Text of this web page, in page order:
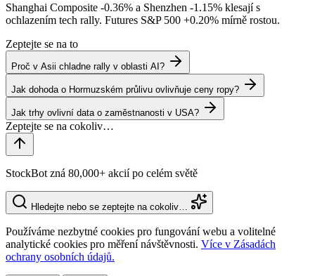
Shanghai Composite -0.36% a Shenzhen -1.15% klesají s
ochlazením tech rally. Futures S&P 500 +0.20% mírně rostou.
Zeptejte se na to
Proč v Asii chladne rally v oblasti AI?
Jak dohoda o Hormuzském průlivu ovlivňuje ceny ropy?
Jak trhy ovlivní data o zaměstnanosti v USA?
StockBot zná 80,000+ akcií po celém světě
Hledejte nebo se zeptejte na cokoliv…
Používáme nezbytné cookies pro fungování webu a volitelné
analytické cookies pro měření návštěvnosti. Více v Zásadách
ochrany osobních údajů.